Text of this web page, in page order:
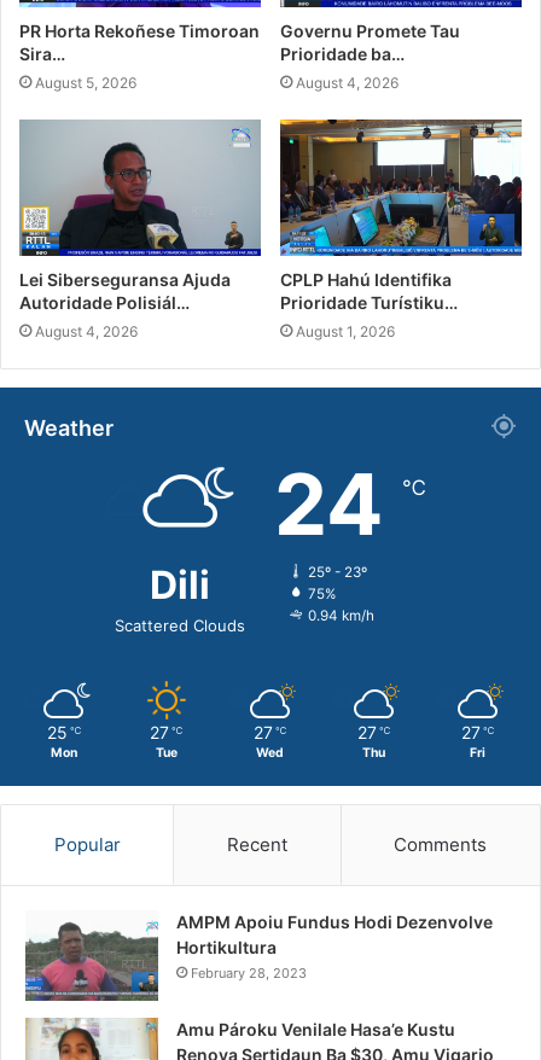
PR Horta Rekoñese Timoroan
Sira…
August 5, 2026
Governu Promete Tau
Prioridade ba…
August 4, 2026
Lei Siberseguransa Ajuda
Autoridade Polisiál…
August 4, 2026
CPLP Hahú Identifika
Prioridade Turístiku…
August 1, 2026
Weather
Dili
Scattered Clouds
24 ℃
25º - 23º
75%
0.94 km/h
25 ℃
Mon
27 ℃
Tue
27 ℃
Wed
27 ℃
Thu
27 ℃
Fri
Popular Recent Comments
AMPM Apoiu Fundus Hodi Dezenvolve
Hortikultura
February 28, 2023
Amu Pároku Venilale Hasa’e Kustu
Renova Sertidaun Ba $30, Amu Vigario